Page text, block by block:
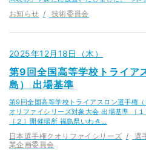
お知らせ 技術委員会
2025年12月18日（木）
第9回全国高等学校トライ
島） 出場基準
第9回全国高等学校トライアスロン選手権
オリファイシリーズ対象大会 出場基準 ［
［２］開催場所 福島県いわき…
日本選手権クオリファイシリーズ 選
業企画委員会